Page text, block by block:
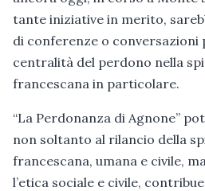
tante iniziative in merito,
di conferenze o conversazioni
centralità del perdono nella
francescana in particolare.
“La Perdonanza di Agnone”
non soltanto al rilancio della
francescana, umana e civile,
l’etica sociale e civile,